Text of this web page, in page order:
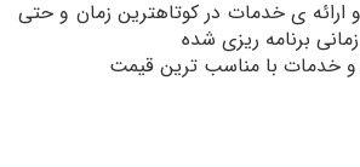
ارائه ی خدمات در کوتاهترین زمان و حتی
برنامه ریزی شده